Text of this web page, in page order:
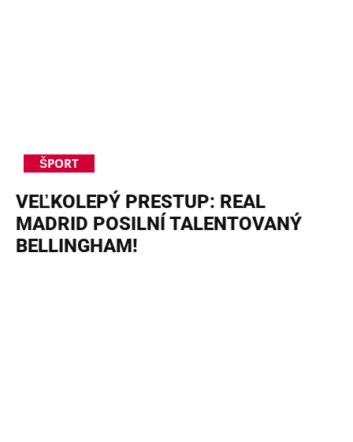
ŠPORT
VEĽKOLEPÝ PRESTUP: REAL
MADRID POSILNÍ TALENTOVANÝ
BELLINGHAM!